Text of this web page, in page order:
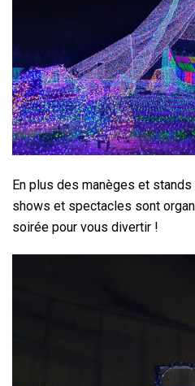
En plus des manèges et
shows et spectacles sont
soirée pour vous divertir !